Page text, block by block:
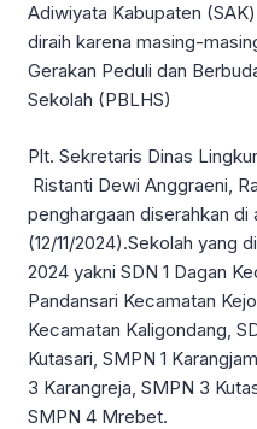
Adiwiyata Kabupaten
diraih karena masing-
Gerakan Peduli dan
Sekolah (PBLHS)
Plt. Sekretaris Dinas
Ristanti Dewi Anggraeni,
penghargaan diserahkan di
(12/11/2024).Sekolah yang
2024 yakni SDN 1 Dagan
Pandansari Kecamatan
Kecamatan Kaligondang,
Kutasari, SMPN 1
3 Karangreja, SMPN 3
SMPN 4 Mrebet.